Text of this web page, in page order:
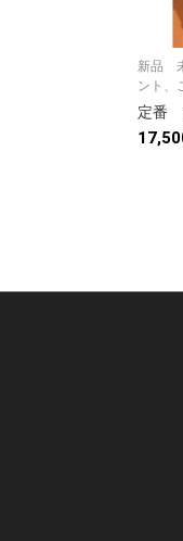
新品
ント、